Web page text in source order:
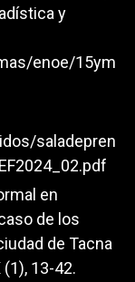
y
enoe/15ym
saladepren
en
de los
de Tacna
13-42.